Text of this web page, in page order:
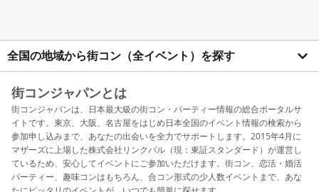
全国の地域から街コン（全イベント）を探す
街コンジャパンとは
街コンジャパンは、日本最大級の街コン・パーティー情報の総合ポータルサ
イトです。東京、大阪、名古屋をはじめ日本全国のイベント情報の検索から
参加申し込みまで、あなたの出会いを全力でサポートします。2015年4月に
マザーズに上場した株式会社リンクバル（現：東証スタンダード）が運営し
ているため、安心してイベントにご参加いただけます。街コン、恋活・婚活
パーティー、趣味コンはもちろん、合コン形式の少人数イベントまで、あな